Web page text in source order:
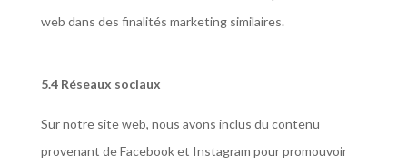
web dans des finalités marketing similaires.
5.4 Réseaux sociaux
Sur notre site web, nous avons inclus du contenu
provenant de Facebook et Instagram pour promouvoir